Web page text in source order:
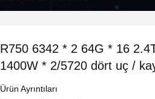
R750 6342 * 2 64G * 16
1400W * 2/5720 dört uç /
sistemi
Ürün Ayrıntıları